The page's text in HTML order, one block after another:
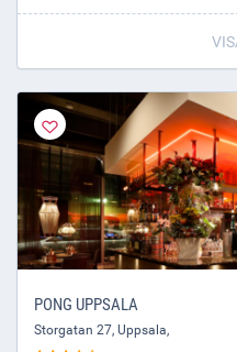
PONG UPPSALA
Storgatan 27, Uppsala,